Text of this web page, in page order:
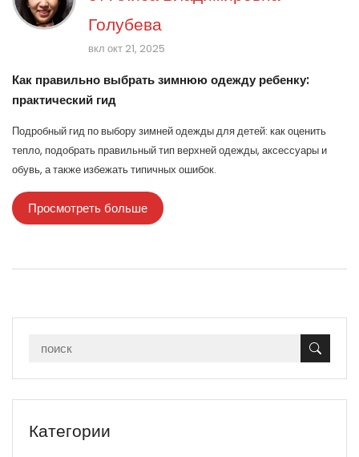
Голубева
вкл окт 21, 2025
Как правильно выбрать зимнюю одежду ребенку:
практический гид
Подробный гид по выбору зимней одежды для детей: как оценить
тепло, подобрать правильный тип верхней одежды, аксессуары и
обувь, а также избежать типичных ошибок.
Просмотреть больше
Категории